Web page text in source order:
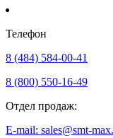
Телефон
8 (484) 584-00-41
8 (800) 550-16-49
Отдел продаж:
E-mail: sales@smt-